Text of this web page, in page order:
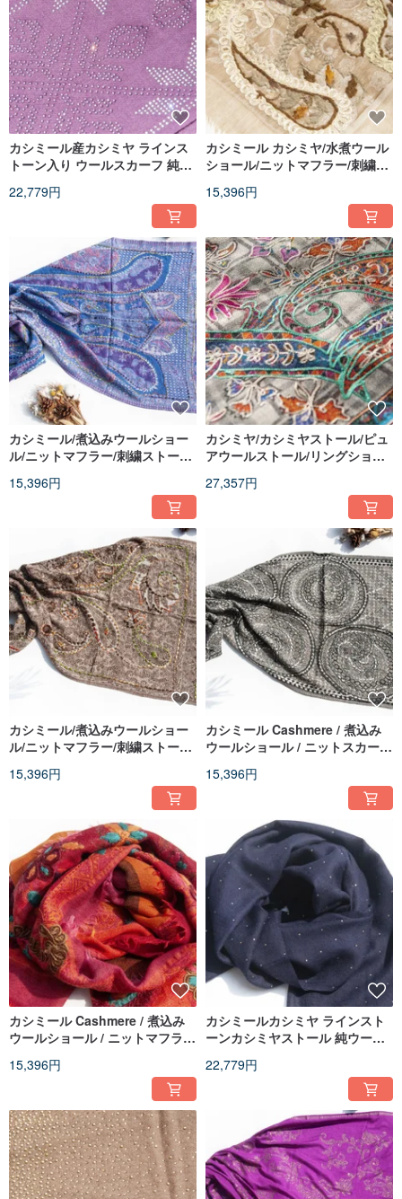
カシミール産カシミヤ ラインス
トーン入り ウールスカーフ 純毛
ル - 星空
22,779円
カシミール カシミヤ/水煮ウール
ショール/ニットマフラー/刺繍マ
15,396円
カシミール/煮込みウールショー
ル/ニットマフラー/刺繍ストール/
15,396円
カシミヤ/カシミヤストール/ピュ
アウールストール/リングショー
27,357円
カシミール/煮込みウールショー
ル/ニットマフラー/刺繍ストール/
15,396円
カシミール Cashmere / 煮込み
ウールショール / ニットスカーフ
ル - 花
15,396円
カシミール Cashmere / 煮込み
ウールショール / ニットマフラー
ル - 花
15,396円
カシミールカシミヤ ラインスト
ーンカシミヤストール 純ウール
ヤショール - 星空
22,779円